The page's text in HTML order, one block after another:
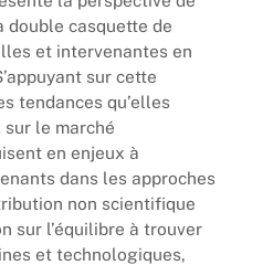
double casquette de
et intervenantes en
sur cette
tendances qu’elles
sur le marché
en enjeux à
dans les approches
non scientifique
sur l’équilibre à trouver
et technologiques,